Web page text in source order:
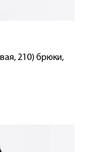
210) брюки,